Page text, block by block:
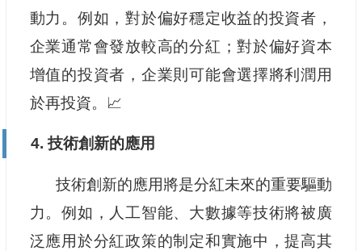
動力。例如，對於偏好穩定收益的投資者，
企業通常會發放較高的分紅；對於偏好資本
增值的投資者，企業則可能會選擇將利潤用
於再投資。📈
4. 技術創新的應用
技術創新的應用將是分紅未來的重要驅動
力。例如，人工智能、大數據等技術將被廣
泛應用於分紅政策的制定和實施中，提高其